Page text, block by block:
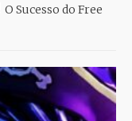
O Sucesso do Free